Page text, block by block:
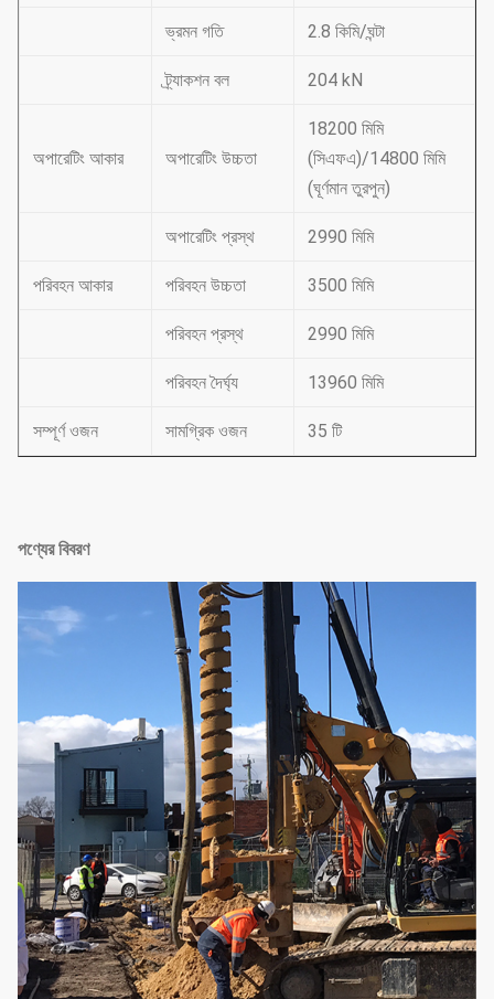
ভ্রমন গতি 2.8 কিমি/ঘন্টা
ট্র্যাকশন বল 204 kN
অপারেটিং আকার অপারেটিং উচ্চতা
18200 মিমি
(সিএফএ)/14800 মিমি
(ঘূর্ণমান তুরপুন)
অপারেটিং প্রস্থ 2990 মিমি
পরিবহন আকার পরিবহন উচ্চতা 3500 মিমি
পরিবহন প্রস্থ 2990 মিমি
পরিবহন দৈর্ঘ্য 13960 মিমি
সম্পূর্ণ ওজন সামগ্রিক ওজন 35 টি
পণ্যের বিবরণ